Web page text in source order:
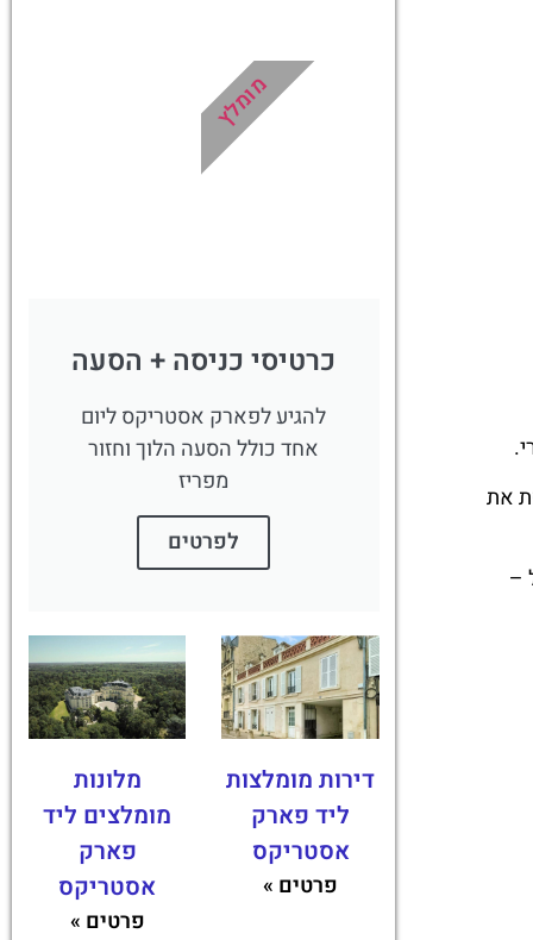
את
–
פה!
כרטיסי כניסה + הסעה
להגיע לפארק אסטריקס ליום
אחד כולל הסעה הלוך וחזור
מפריז
לפרטים
מומלץ
דירות מומלצות
ליד פארק
אסטריקס
פרטים »
מלונות
מומלצים ליד
פארק
אסטריקס
פרטים »